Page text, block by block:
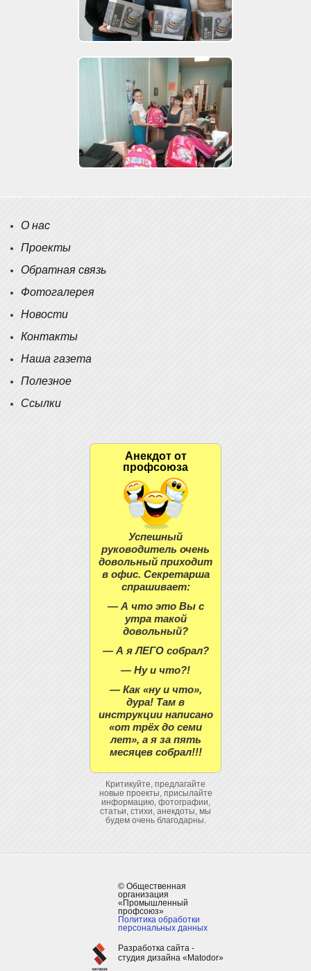
О нас
Проекты
Обратная связь
Фотогалерея
Новости
Контакты
Наша газета
Полезное
Ссылки
Анекдот от
профсоюза
Успешный
руководитель очень
довольный приходит
в офис. Секретарша
спрашивает:
— А что это Вы с
утра такой
довольный?
— А я ЛЕГО собрал?
— Ну и что?!
— Как «ну и что»,
дура! Там в
инструкции написано
«от трёх до семи
лет», а я за пять
месяцев собрал!!!
Критикуйте, предлагайте
новые проекты, присылайте
информацию, фотографии,
статьи, стихи, анекдоты, мы
будем очень благодарны.
© Общественная
организация
«Промышленный
профсоюз»
Политика обработки
персональных данных
Разработка сайта -
студия дизайна «Matodor»